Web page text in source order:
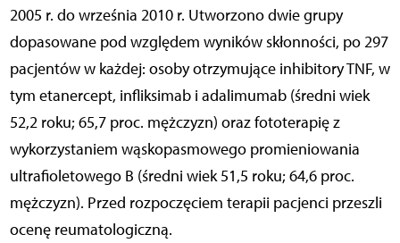
2005 r. do września 2010 r. Utworzono dwie grupy
dopasowane pod względem wyników skłonności, po 297
pacjentów w każdej: osoby otrzymujące inhibitory TNF, w
tym etanercept, infliksimab i adalimumab (średni wiek
52,2 roku; 65,7 proc. mężczyzn) oraz fototerapię z
wykorzystaniem wąskopasmowego promieniowania
ultrafioletowego B (średni wiek 51,5 roku; 64,6 proc.
mężczyzn). Przed rozpoczęciem terapii pacjenci przeszli
ocenę reumatologiczną.